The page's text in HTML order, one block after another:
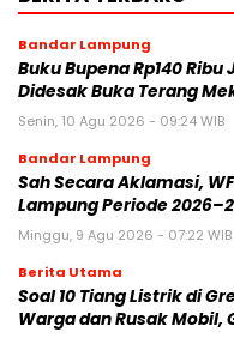
Bandar Lampung
Buku Bupena Rp140 Ribu
Didesak Buka Terang
Senin, 10 Agu 2026 - 09:24 WIB
Bandar Lampung
Sah Secara Aklamasi,
Lampung Periode
Minggu, 9 Agu 2026 - 07:22 WIB
Berita Utama
Soal 10 Tiang Listrik di
Warga dan Rusak Mobil,